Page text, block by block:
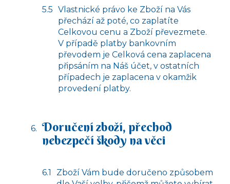
Vlastnické právo ke Zboží na Vás
přechází až poté, co zaplatíte
Celkovou cenu a Zboží převezmete.
V případě platby bankovním
převodem je Celková cena zaplacena
připsáním na Náš účet, v ostatních
případech je zaplacena v okamžik
provedení platby.
Doručení zboží, přechod
nebezpečí škody na věci
Zboží Vám bude doručeno způsobem